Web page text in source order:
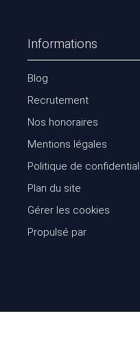
Informations
Blog
Recrutement
Nos honoraires
Mentions légales
Politique de
Plan du site
Gérer les cookies
Propulsé par